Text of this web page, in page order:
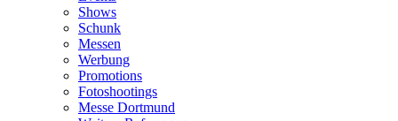
Shows
Schunk
Messen
Werbung
Promotions
Fotoshootings
Messe Dortmund